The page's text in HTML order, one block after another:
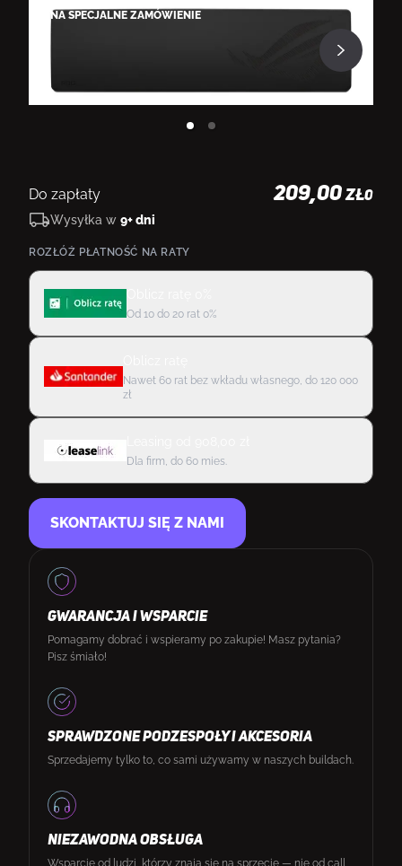
NA SPECJALNE ZAMÓWIENIE
Do zapłaty 209,00 ZŁ0
Wysyłka w 9+ dni
ROZŁÓŻ PŁATNOŚĆ NA RATY
Od 10 do 20 rat 0%
Nawet 60 rat bez wkładu własnego, do 120 000
zł
Dla firm, do 60 mies.
SKONTAKTUJ SIĘ Z NAMI
GWARANCJA I WSPARCIE
Pomagamy dobrać i wspieramy po zakupie! Masz pytania?
Pisz śmiało!
SPRAWDZONE PODZESPOŁY I AKCESORIA
Sprzedajemy tylko to, co sami używamy w naszych buildach.
NIEZAWODNA OBSŁUGA
Wsparcie od ludzi, którzy znają się na sprzęcie — nie od call